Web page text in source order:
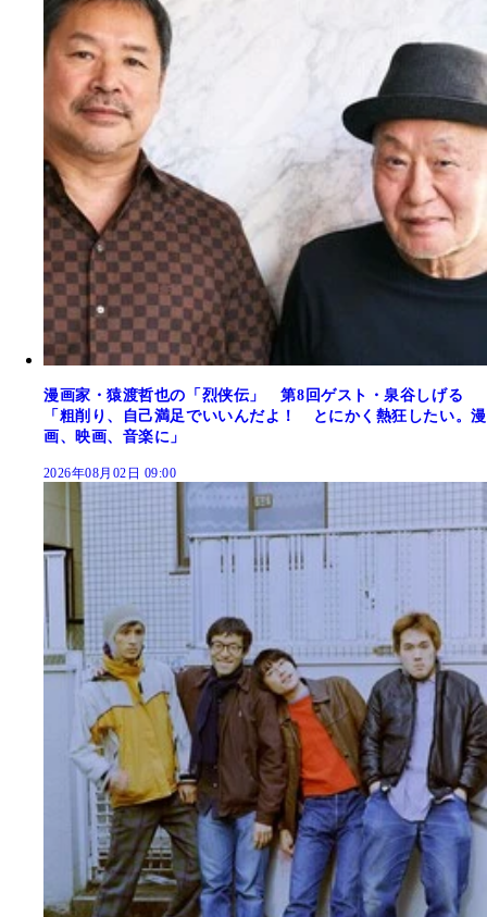
漫画家・猿渡哲也の「烈侠伝」 第8回ゲスト・泉谷しげる
「粗削り、自己満足でいいんだよ！ とにかく熱狂したい。漫
画、映画、音楽に」
2026年08月02日 09:00